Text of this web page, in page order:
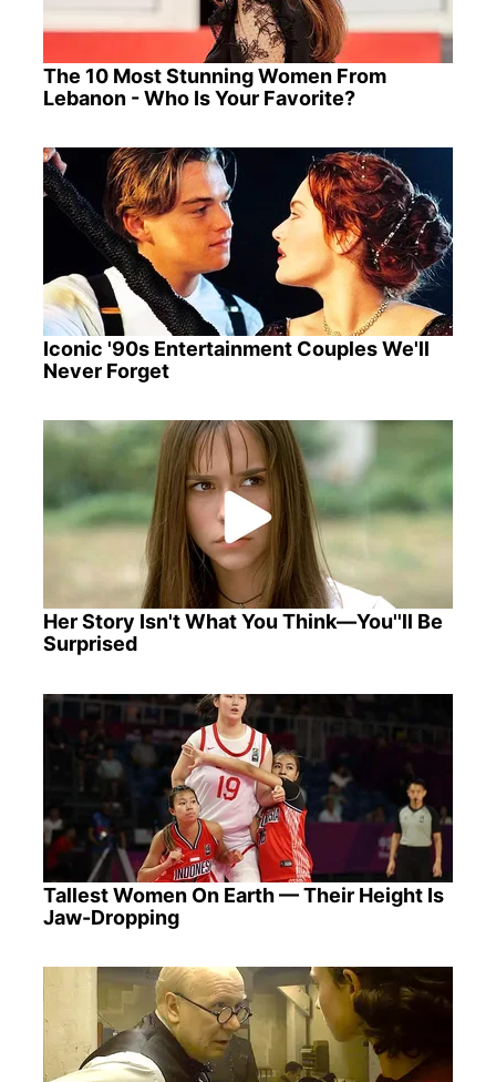
The 10 Most Stunning Women From
Lebanon - Who Is Your Favorite?
Iconic '90s Entertainment Couples We'll
Never Forget
Her Story Isn't What You Think—You''ll Be
Surprised
Tallest Women On Earth — Their Height Is
Jaw-Dropping